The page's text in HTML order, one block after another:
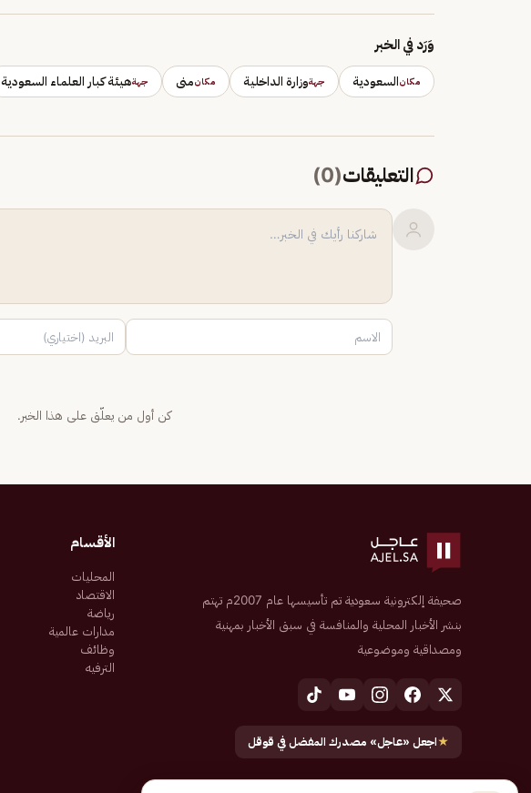
وَرَد في الخبر
مكانالسعودية جهةوزارة الداخلية مكانمنى جهةهيئة كبار العلماء السعودية
التعليقات(
0
)
كن أول من يعلّق على هذا الخبر.
صحيفة إلكترونية سعودية تم تأسيسها عام 2007م تهتم
بنشر الأخبار المحلية والمنافسة في سبق الأخبار بمهنية
ومصداقية وموضوعية
★اجعل «عاجل» مصدرك المفضل في قوقل
الأقسام
المحليات
الاقتصاد
رياضة
مدارات عالمية
وظائف
الترفيه